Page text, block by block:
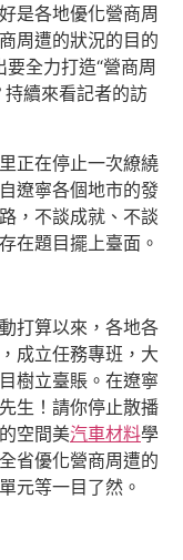
是各地優化營商周
周遭的狀況的目的
要全力打造“營商周
續來看記者的訪
正在停止一次繚繞
遼寧各個地市的發
，不談成就、不談
在題目擺上臺面。
打算以來，各地各
成立任務專班，大
樹立臺賬。在遼寧
生！請你停止散播
空間美汽車材料學
省優化營商周遭的
元等一目了然。